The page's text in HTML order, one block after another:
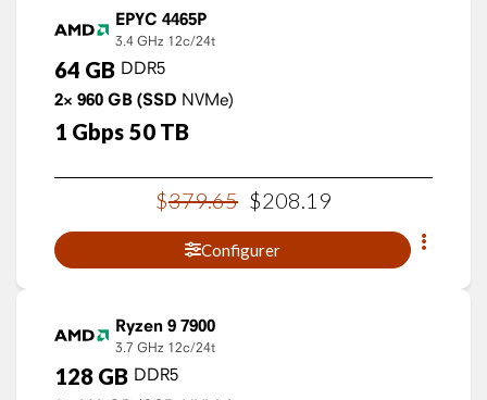
EPYC 4465P
3.4 GHz 12c/24t
64 GB DDR5
2× 960 GB (SSD NVMe)
1 Gbps 50 TB
$379.65 $208 19
Configurer
Ryzen 9 7900
3.7 GHz 12c/24t
128 GB DDR5